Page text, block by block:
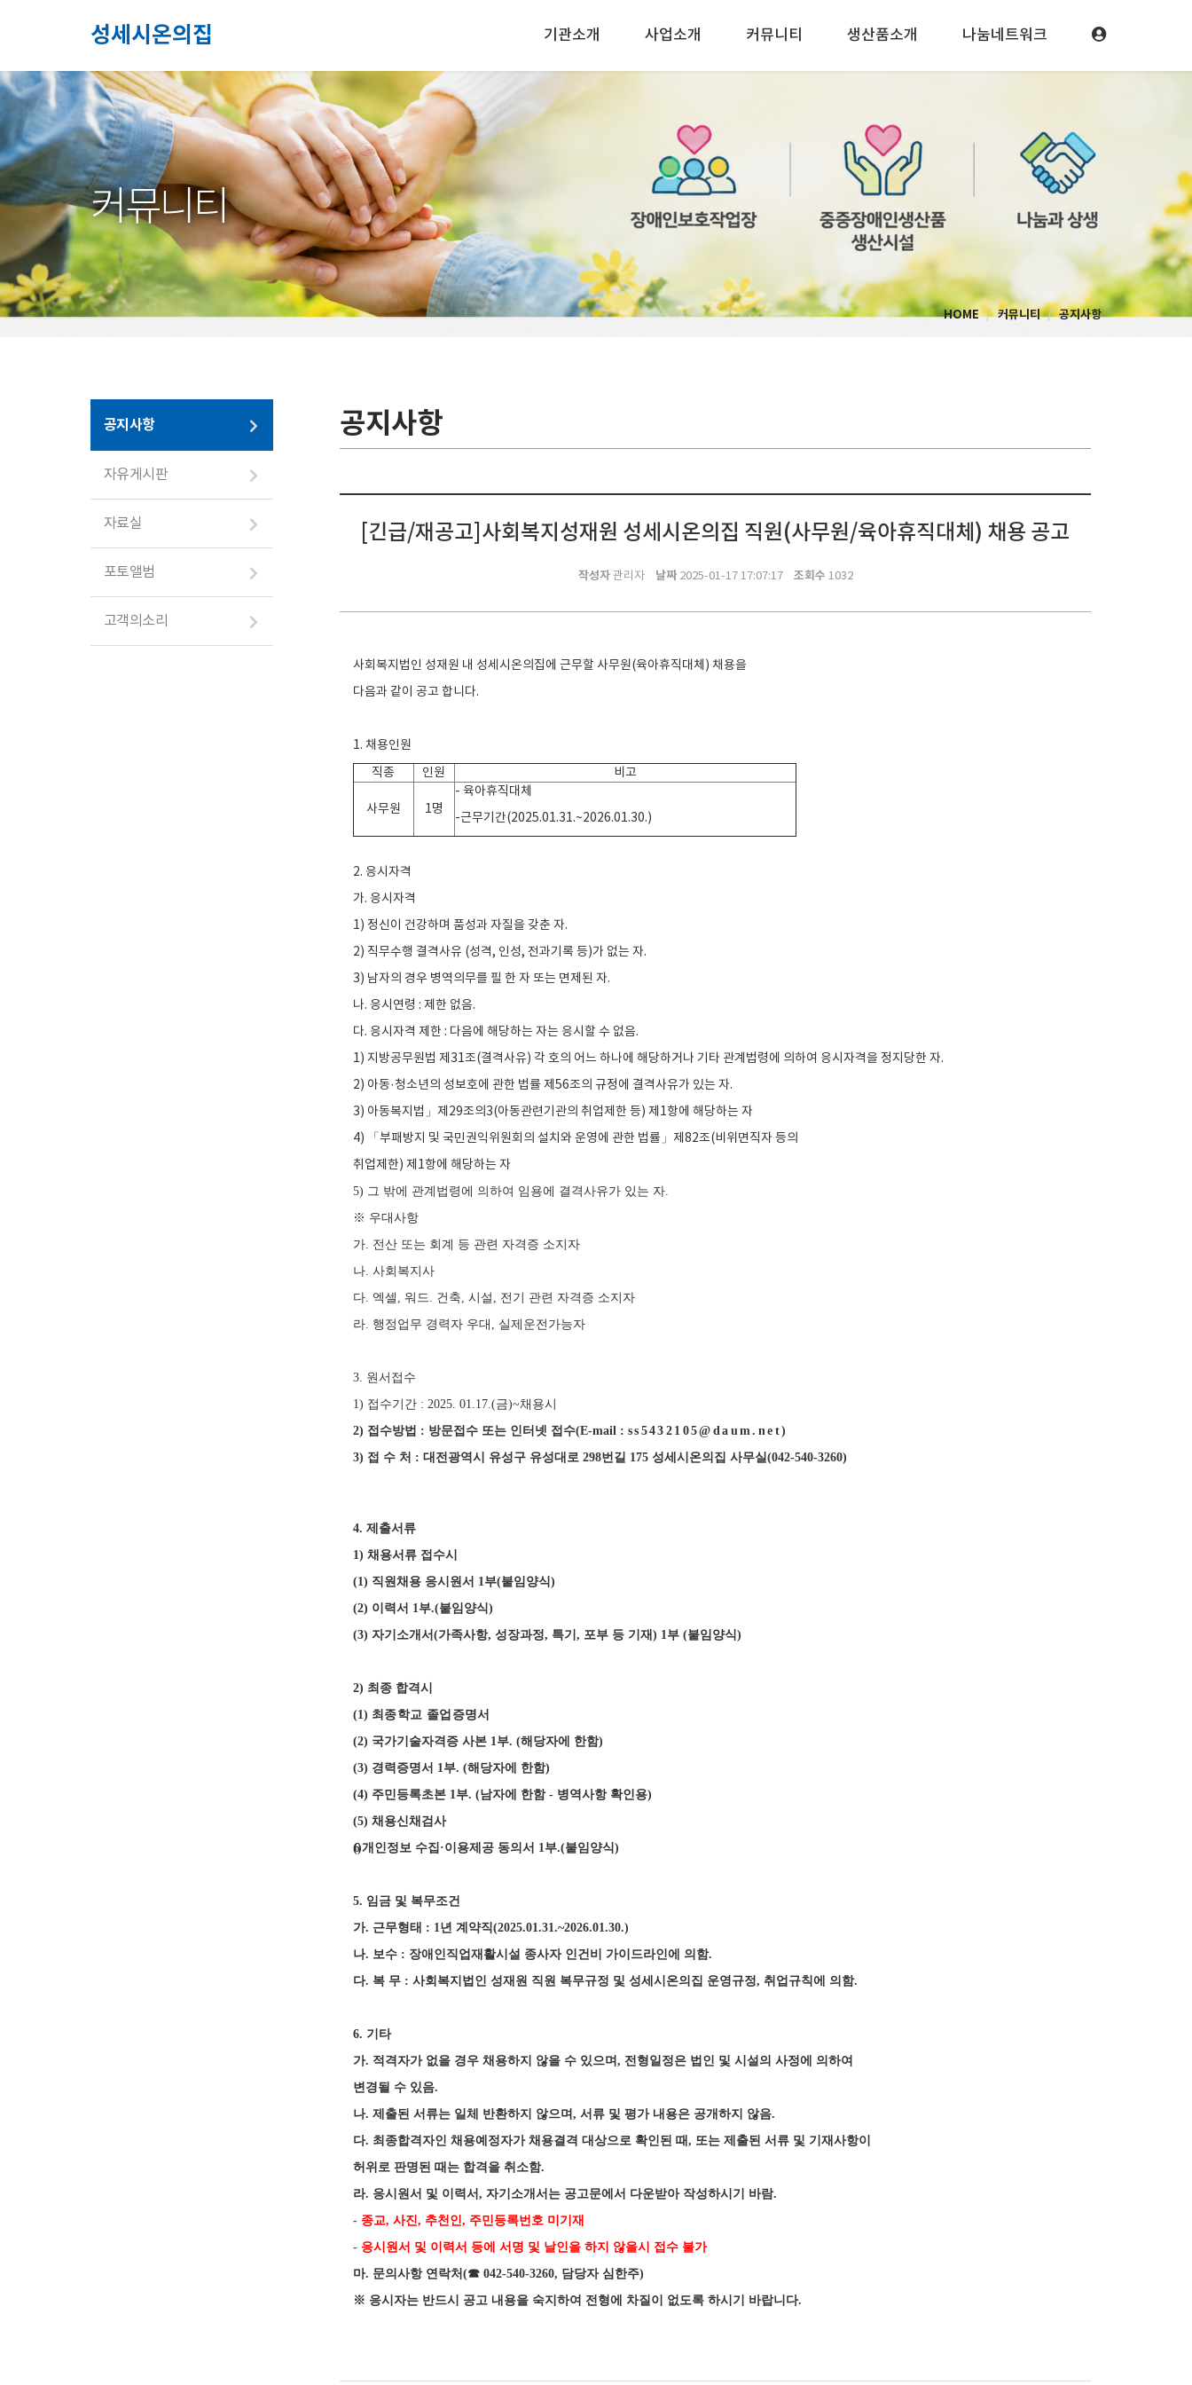
성세시온의집 기관소개 사업소개 커뮤니티 생산품소개 나눔네트워크
커뮤니티
HOME 커뮤니티 공지사항
공지사항
자유게시판
자료실
포토앨범
고객의소리
공지사항
[긴급/재공고]사회복지성재원 성세시온의집 직원(사무원/육아휴직대체) 채용 공고
작성자관리자 날짜2025-01-17 17:07:17 조회수 1032
사회복지법인 성재원 내 성세시온의집에 근무할 사무원(육아휴직대체) 채용을
다음과 같이 공고 합니다.
1. 채용인원
직종
인원 비고
사무원 1명
- 육아휴직대체
-근무기간(2025.01.31.~2026.01.30.)
2. 응시자격
가. 응시자격
1) 정신이 건강하며 품성과 자질을 갖춘 자.
2) 직무수행 결격사유 (성격, 인성, 전과기록 등)가 없는 자.
3) 남자의 경우 병역의무를 필 한 자 또는 면제된 자.
나. 응시연령 : 제한 없음.
다. 응시자격 제한 : 다음에 해당하는 자는 응시할 수 없음.
1) 지방공무원법 제31조(결격사유) 각 호의 어느 하나에 해당하거나 기타 관계법령에 의하여 응시자격을 정지당한 자.
2) 아동·청소년의 성보호에 관한 법률 제56조의 규정에 결격사유가 있는 자.
3) 아동복지법」제29조의3(아동관련기관의 취업제한 등) 제1항에 해당하는 자
4) 「부패방지 및 국민권익위원회의 설치와 운영에 관한 법률」제82조(비위면직자 등의
취업제한) 제1항에 해당하는 자
5) 그 밖에 관계법령에 의하여 임용에 결격사유가 있는 자.
※ 우대사항
가. 전산 또는 회계 등 관련 자격증 소지자
나. 사회복지사
다. 엑셀, 워드. 건축, 시설, 전기 관련 자격증 소지자
라. 행정업무 경력자 우대, 실제운전가능자
3. 원서접수
1) 접수기간 : 2025. 01.17.(금)~채용시
2) 접수방법 : 방문접수 또는 인터넷 접수(E-mail : ss5432105@daum.net)
3) 접 수 처 : 대전광역시 유성구 유성대로 298번길 175 성세시온의집 사무실(042-540-3260)
4. 제출서류
1) 채용서류 접수시
(1) 직원채용 응시원서 1부(붙임양식)
(2) 이력서 1부.(붙임양식)
(3) 자기소개서 (가족사항, 성장과정, 특기 , 포부 등 기재 ) 1부 (붙임양식)
2) 최종 합격시
(1) 최종학교 졸업증명서
(2) 국가기술자격증 사본 1부. (해당자에 한함)
(3) 경력증명서 1부. (해당자에 한함)
(4) 주민등록초본 1부. (남자에 한함 - 병역사항 확인용)
(5) 채용신채검사
(6) 개인정보 수집 ·이용제공 동의서 1부.(붙임양식)
5. 임금 및 복무조건
가. 근무형태 : 1년 계약직(2025.01.31.~2026.01.30.)
나. 보수 : 장애인직업재활시설 종사자 인건비 가이드라인에 의함.
다. 복 무 : 사회복지법인 성재원 직원 복무규정 및 성세시온의집 운영규정, 취업규칙에 의함.
6. 기타
가. 적격자가 없을 경우 채용하지 않을 수 있으며 , 전형일정은 법인 및 시설의 사정에 의하여
변경될 수 있음.
나. 제출된 서류는 일체 반환하지 않으며 , 서류 및 평가 내용은 공개하지 않음.
다. 최종합격자인 채용예정자가 채용결격 대상으로 확인된 때 , 또는 제출된 서류 및 기재사항이
허위로 판명된 때는 합격을 취소함.
라. 응시원서 및 이력서 , 자기소개서는 공고문에서 다운받아 작성하시기 바람.
- 종교, 사진, 추천인, 주민등록번호 미기재
- 응시원서 및 이력서 등에 서명 및 날인을 하지 않을시 접수 불가
마. 문의사항 연락처 (☎ 042-540-3260, 담당자 심한주)
※ 응시자는 반드시 공고 내용을 숙지하여 전형에 차질이 없도록 하시기 바랍니다.